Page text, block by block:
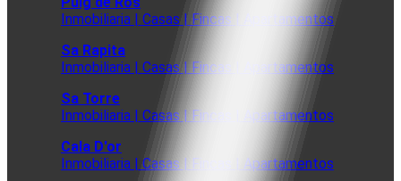
Inmobiliaria | Casas | Fincas | Apartamentos
Sa Rapita
Inmobiliaria | Casas | Fincas | Apartamentos
Sa Torre
Inmobiliaria | Casas | Fincas | Apartamentos
Cala D'or
Inmobiliaria | Casas | Fincas | Apartamentos